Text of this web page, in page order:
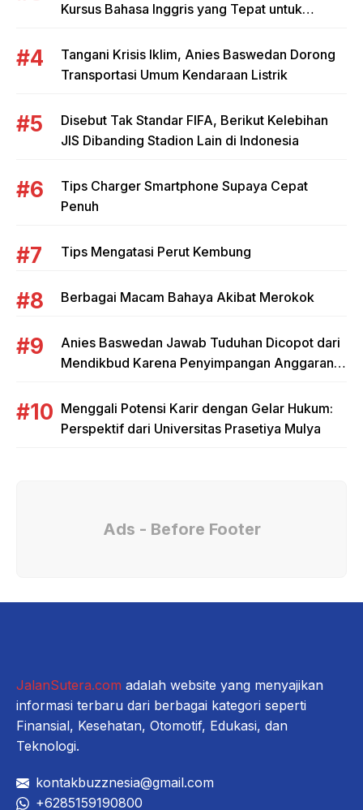
Kursus Bahasa Inggris yang Tepat untuk
Tangani Krisis Iklim, Anies Baswedan Dorong
Transportasi Umum Kendaraan Listrik
Disebut Tak Standar FIFA, Berikut Kelebihan
JIS Dibanding Stadion Lain di Indonesia
Tips Charger Smartphone Supaya Cepat
Penuh
Tips Mengatasi Perut Kembung
Berbagai Macam Bahaya Akibat Merokok
Anies Baswedan Jawab Tuduhan Dicopot dari
Mendikbud Karena Penyimpangan Anggaran
Menggali Potensi Karir dengan Gelar Hukum:
Perspektif dari Universitas Prasetiya Mulya
Ads - Before Footer
JalanSutera.com adalah website yang menyajikan
informasi terbaru dari berbagai kategori seperti
Finansial, Kesehatan, Otomotif, Edukasi, dan
Teknologi.
kontakbuzznesia@gmail.com
+6285159190800